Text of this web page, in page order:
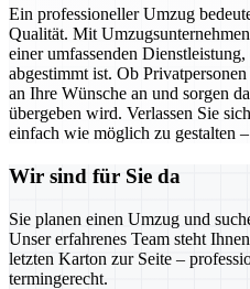
Ein professioneller Umzug
Qualität. Mit
einer umfassenden
abgestimmt ist. Ob
an Ihre Wünsche an und sorgen
übergeben wird. Verlassen Sie
einfach wie möglich zu gestalten
Wir sind für Sie da
Sie planen einen Umzug und
Unser erfahrenes Team steht
letzten Karton zur Seite –
termingerecht.